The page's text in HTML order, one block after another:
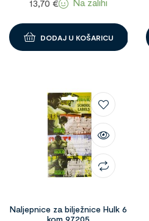
13,70 €
DODAJ U KOŠARICU
Naljepnice za bilježnice Hulk 6
kom 97205